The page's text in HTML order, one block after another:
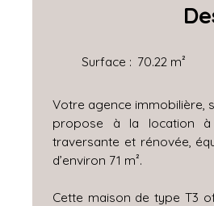
Surface : 70.22 m²
Votre agence immobilière,
propose à la location à
traversante et rénovée,
d’environ 71 m².
Cette maison de type T3